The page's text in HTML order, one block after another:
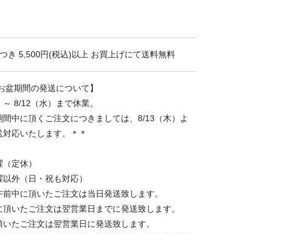
き 5,500円(税込)以上 お買上げにて送料無料
盆期間の発送について】
8/12（水）まで休業。
間中に頂くご注文につきましては、8/13（木）よ
対応いたします。＊＊
定休）
外（日・祝も対応）
中に頂いたご注文は当日発送致します。
いたご注文は翌営業日までに発送致します。
たご注文は翌営業日に発送致します。